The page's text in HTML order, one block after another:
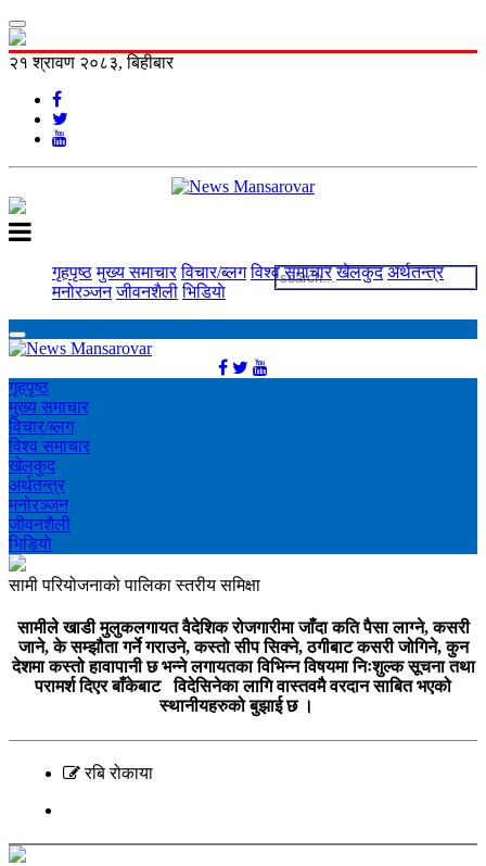
२१ श्रावण २०८३, बिहीबार
गृहपृष्ठ मुख्य समाचार विचार/ब्लग विश्व समाचार खेलकुद अर्थतन्त्र
मनोरञ्‍जन जीवनशैली भिडियाे
गृहपृष्ठ
मुख्य समाचार
विचार/ब्लग
विश्व समाचार
खेलकुद
अर्थतन्त्र
मनोरञ्‍जन
जीवनशैली
भिडियाे
सामी परियोजनाको पालिका स्तरीय समिक्षा
सामीले खाडी मुलुकलगायत वैदेशिक रोजगारीमा जाँदा कति पैसा लाग्ने, कसरी
जाने, के सम्झौता गर्ने गराउने, कस्तो सीप सिक्ने, ठगीबाट कसरी जोगिने, कुन
देशमा कस्तो हावापानी छ भन्ने लगायतका विभिन्न विषयमा निःशुल्क सूचना तथा
परामर्श दिएर बाँकेबाट विदेसिनेका लागि वास्तवमै वरदान साबित भएको
स्थानीयहरुको बुझाई छ ।
रबि रोकाया